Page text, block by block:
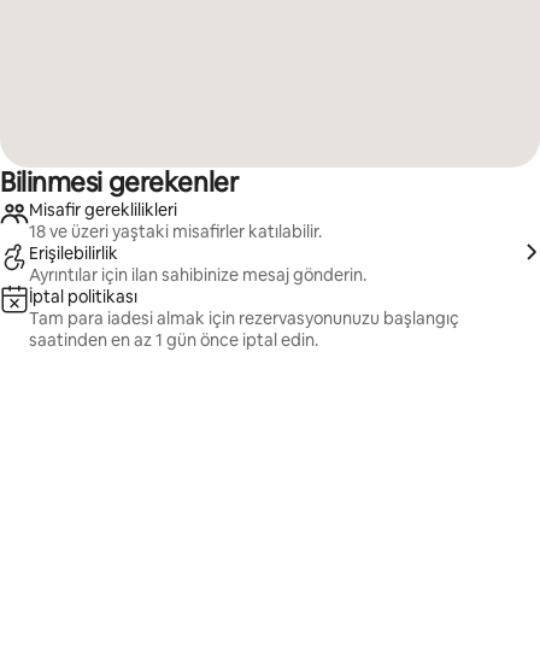
Bilinmesi gerekenler
Misafir gereklilikleri
18 ve üzeri yaştaki misafirler katılabilir.
Erişilebilirlik
Ayrıntılar için ilan sahibinize mesaj gönderin.
İptal politikası
Tam para iadesi almak için rezervasyonunuzu başlangıç
saatinden en az 1 gün önce iptal edin.